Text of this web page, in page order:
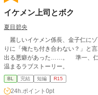
イケメン上司とボク
夏目碧央
麗しいイケメン係長、金子仁に
りに「俺たち付き合わない？」と
出る悪癖があった……。 準一、仁
温まるラブストーリー。
BL 完結 短編 R15
24h.ポイント 0pt